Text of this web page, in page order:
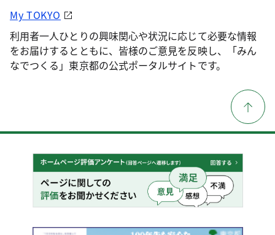
My TOKYO
利用者一人ひとりの興味関心や状況に応じて必要な情報
をお届けするとともに、皆様のご意見を反映し、「みん
なでつくる」東京都の公式ポータルサイトです。